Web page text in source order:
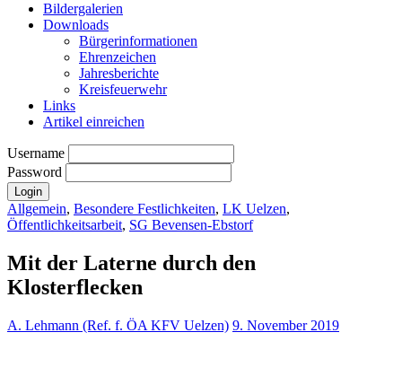
Bildergalerien
Downloads
Bürgerinformationen
Ehrenzeichen
Jahresberichte
Kreisfeuerwehr
Links
Artikel einreichen
Username
Password
Allgemein, Besondere Festlichkeiten, LK Uelzen,
Öffentlichkeitsarbeit, SG Bevensen-Ebstorf
Mit der Laterne durch den
Klosterflecken
A. Lehmann (Ref. f. ÖA KFV Uelzen) 9. November 2019